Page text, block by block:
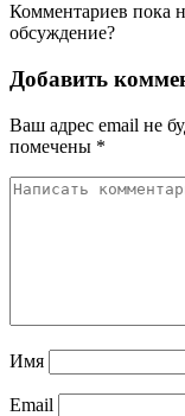
Комментариев пока
обсуждение?
Добавить
Ваш адрес email не
помечены *
Имя
Email